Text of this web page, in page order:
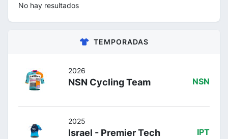
No hay resultados
TEMPORADAS
2026
NSN Cycling Team NSN
2025
Israel - Premier Tech IPT